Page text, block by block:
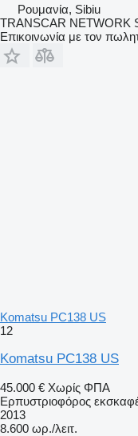
Ρουμανία, Sibiu
TRANSCAR NETWORK
Επικοινωνία με τον
Komatsu PC138 US
12
Komatsu PC138 US
45.000 € Χωρίς ΦΠΑ
Ερπυστριοφόρος
2013
8.600 ωρ./λειτ.